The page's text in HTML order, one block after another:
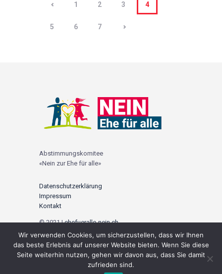
1 2 3 4
5 6 7
>
Abstimmungskomitee
«Nein zur Ehe für alle»
Datenschutzerklärung
Impressum
Kontakt
© 2021 |ehefueralle-nein.ch
Social Media
Wir verwenden Cookies, um sicherzustellen, dass wir Ihnen
das beste Erlebnis auf unserer Website bieten. Wenn Sie diese
Seite weiterhin nutzen, gehen wir davon aus, dass Sie damit
zufrieden sind.